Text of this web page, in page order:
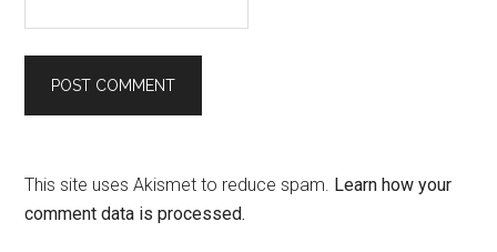
This site uses Akismet to reduce spam. Learn how your
comment data is processed.